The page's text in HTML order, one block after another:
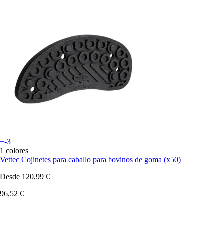
+-3
1 colores
Vettec Cojinetes para caballo para bovinos de goma (x50)
Desde 120,99 €
96,52 €